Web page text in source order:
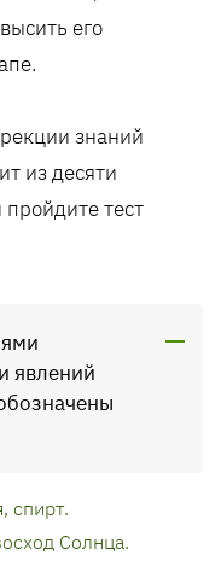
его
знаний
из десяти
тест
явлений
спирт.
Солнца.